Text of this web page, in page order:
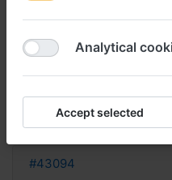
acheter aleve
ordonnance
Reply
#43094
Analytical
Accept selected